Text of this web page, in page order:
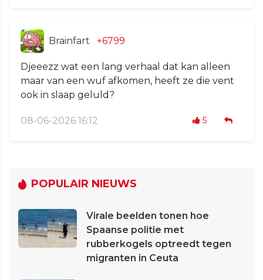
Brainfart +6799
Djeeezz wat een lang verhaal dat kan alleen
maar van een wuf afkomen, heeft ze die vent
ook in slaap geluld?
08-06-2026 16:12 5
POPULAIR NIEUWS
Virale beelden tonen hoe
Spaanse politie met
rubberkogels optreedt tegen
migranten in Ceuta